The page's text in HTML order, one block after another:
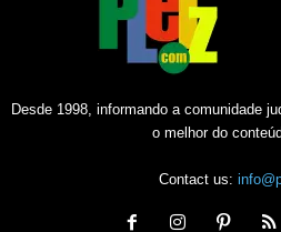
Desde 1998, informando a comunidade
o melhor do
Contact us: